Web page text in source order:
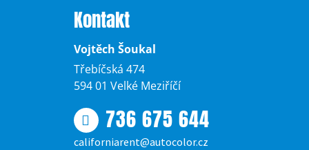
Kontakt
Vojtěch Šoukal
Třebíčská 474
594 01 Velké Meziříčí
736 675 644
californiarent@autocolor.cz